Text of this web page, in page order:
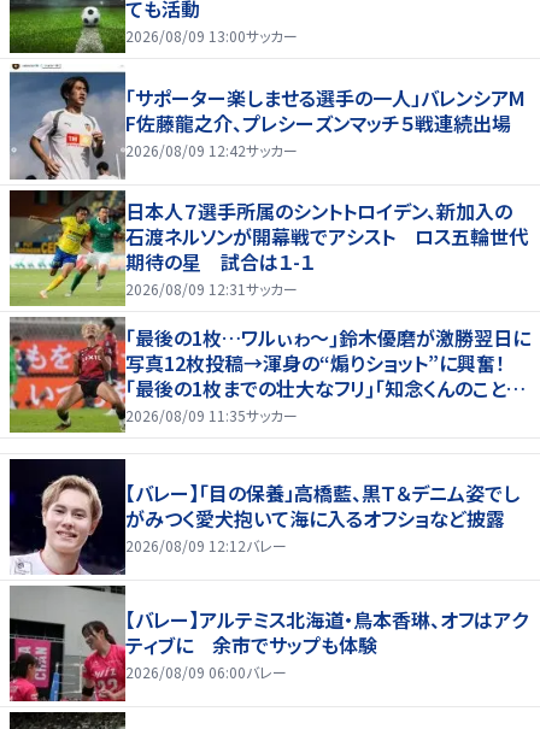
ても活動
2026/08/09 13:00サッカー
「サポーター楽しませる選手の一人」バレンシアM
F佐藤龍之介、プレシーズンマッチ５戦連続出場
2026/08/09 12:42サッカー
日本人７選手所属のシントトロイデン、新加入の
石渡ネルソンが開幕戦でアシスト ロス五輪世代
期待の星 試合は１-１
2026/08/09 12:31サッカー
｢最後の1枚…ワルぃゎ〜｣鈴木優磨が激勝翌日に
写真12枚投稿→渾身の“煽りショット”に興奮！
｢最後の1枚までの壮大なフリ｣｢知念くんのことど
んだけ好きなんよｗ｣
2026/08/09 11:35サッカー
【バレー】「目の保養」高橋藍、黒Ｔ＆デニム姿でし
がみつく愛犬抱いて海に入るオフショなど披露
2026/08/09 12:12バレー
【バレー】アルテミス北海道・鳥本香琳、オフはアク
ティブに 余市でサップも体験
2026/08/09 06:00バレー